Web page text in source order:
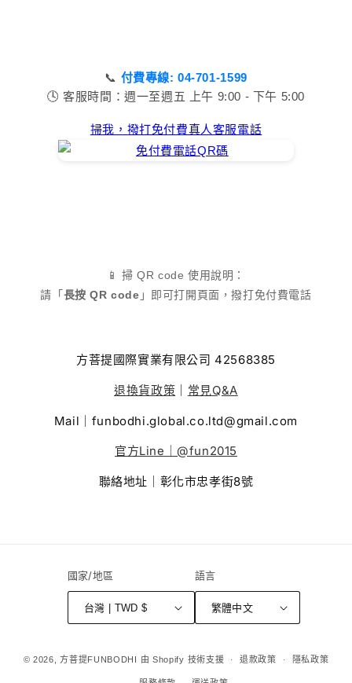
📞 付費專線: 04-701-1599
🕓 客服時間：週一至週五 上午 9:00 - 下午 5:00
掃我，撥打免付費真人客服電話
📱 掃 QR code 使用說明：
請「 長按 QR code 」即可打開頁面，撥打免付費電話
方菩提國際實業有限公司 42568385
退換貨政策 常見Q&A
Mail｜funbodhi.global.co.ltd@gmail.com
官方Line｜@fun2015
聯絡地址｜彰化市忠孝街8號
國家/地區
台灣 | TWD $
語言
繁體中文
款
© 2026,方菩提FUNBODHI 由 Shopify 技術支援 退款政策 隱私政策